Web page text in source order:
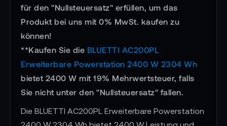
für den "Nullsteuersatz" erfüllen, um das
Produkt bei uns mit 0% MwSt. kaufen zu
können!
**Kaufen Sie die BLUETTI AC200PL
Erweiterbare Powerstation 2400 W 2304 Wh
bietet 2400 W mit 19% Mehrwertsteuer, falls
Sie nicht unter den "Nullsteuersatz" fallen.
Die BLUETTI AC200PL Erweiterbare Powerstation